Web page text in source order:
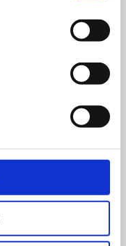
så har I en
eller et
send en
,
produkt
pris.